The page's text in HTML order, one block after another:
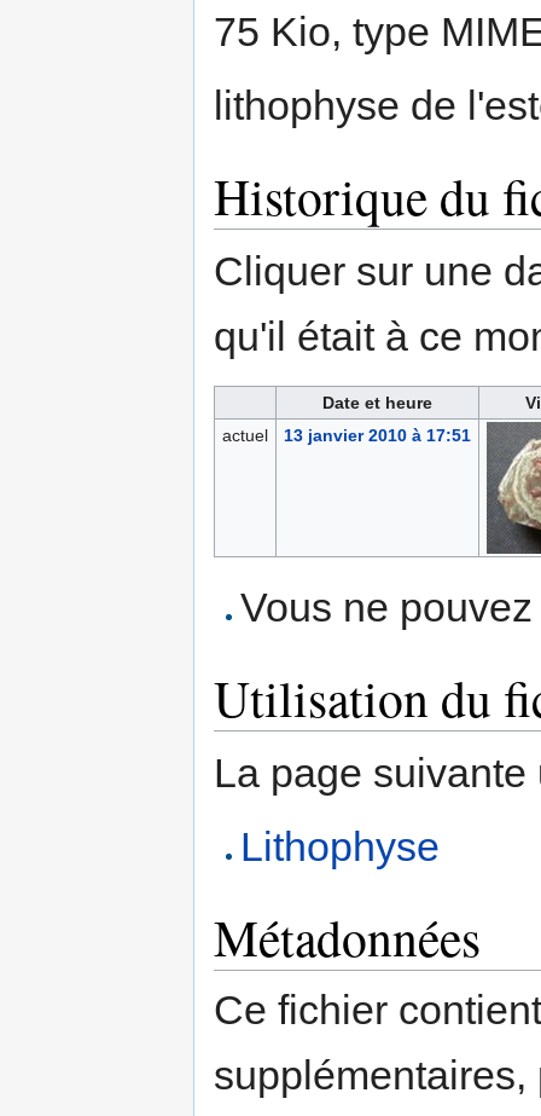
75 Kio, type
lithophyse de
Historique du
Cliquer sur une
qu'il était à ce
Date et heure
actuel
13 janvier 2010 à 17:51
Vous ne
Utilisation du
La page
Lithophyse
Métadonnées
Ce fichier